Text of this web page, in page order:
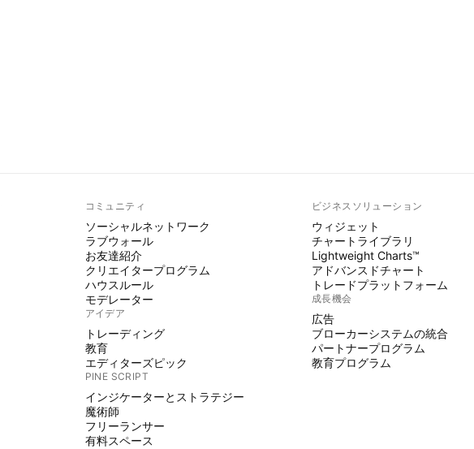
コミュニティ
ソーシャルネットワーク
ラブウォール
お友達紹介
クリエイタープログラム
ハウスルール
モデレーター
アイデア
トレーディング
教育
エディターズピック
PINE SCRIPT
インジケーターとストラテジー
魔術師
フリーランサー
有料スペース
ビジネスソリューション
ウィジェット
チャートライブラリ
Lightweight Charts™
アドバンスドチャート
トレードプラットフォーム
成長機会
広告
ブローカーシステムの統合
パートナープログラム
教育プログラム